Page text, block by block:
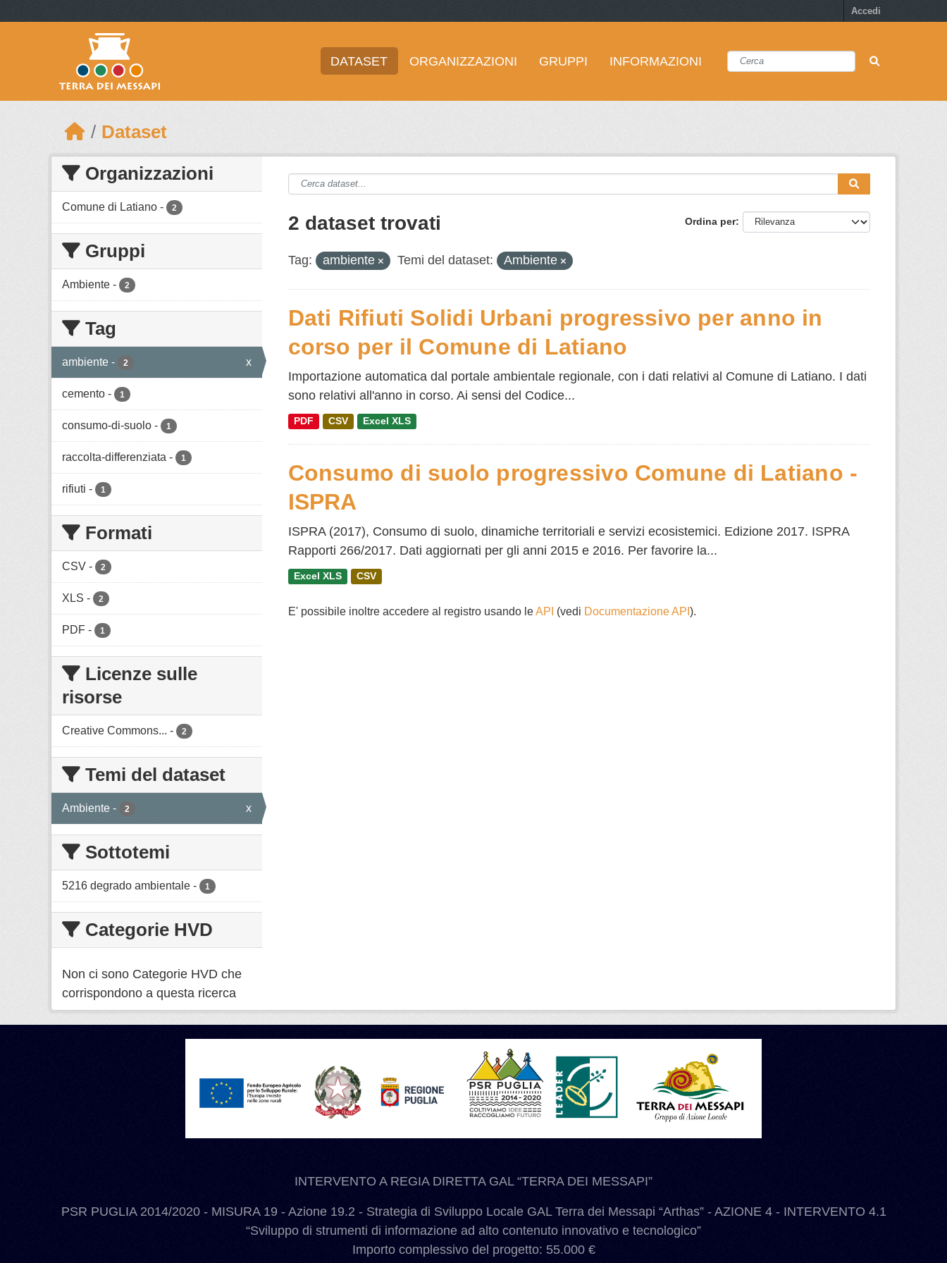
Accedi
DATASET ORGANIZZAZIONI GRUPPI INFORMAZIONI
Dataset
Organizzazioni
Comune di Latiano - 2
Gruppi
Ambiente - 2
Tag
ambiente - 2 x
cemento - 1
consumo-di-suolo - 1
raccolta-differenziata - 1
rifiuti - 1
Formati
CSV - 2
XLS - 2
PDF - 1
Licenze sulle
risorse
Creative Commons... - 2
Temi del dataset
Ambiente - 2 x
Sottotemi
5216 degrado ambientale - 1
Categorie HVD
Non ci sono Categorie HVD che
corrispondono a questa ricerca
Ordina per
2 dataset trovati
Tag: ambiente Temi del dataset: Ambiente
Dati Rifiuti Solidi Urbani progressivo per anno in
corso per il Comune di Latiano
Importazione automatica dal portale ambientale regionale, con i dati relativi al Comune di Latiano. I dati
sono relativi all'anno in corso. Ai sensi del Codice...
PDF CSV Excel XLS
Consumo di suolo progressivo Comune di Latiano -
ISPRA
ISPRA (2017), Consumo di suolo, dinamiche territoriali e servizi ecosistemici. Edizione 2017. ISPRA
Rapporti 266/2017. Dati aggiornati per gli anni 2015 e 2016. Per favorire la...
Excel XLS CSV
E' possibile inoltre accedere al registro usando leAPI (vedi Documentazione API ).
INTERVENTO A REGIA DIRETTA GAL “TERRA DEI MESSAPI”
PSR PUGLIA 2014/2020 - MISURA 19 - Azione 19.2 - Strategia di Sviluppo Locale GAL Terra dei Messapi “Arthas” - AZIONE 4 - INTERVENTO 4.1
“Sviluppo di strumenti di informazione ad alto contenuto innovativo e tecnologico”
Importo complessivo del progetto: 55.000 €